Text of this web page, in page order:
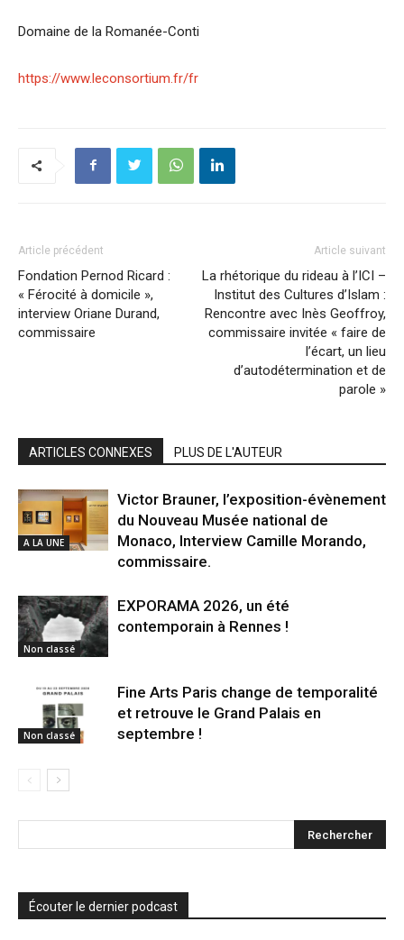
Domaine de la Romanée-Conti
https://www.leconsortium.fr/fr
Article précédent
Fondation Pernod Ricard :
« Férocité à domicile »,
interview Oriane Durand,
commissaire
Article suivant
La rhétorique du rideau à l’ICI –
Institut des Cultures d’Islam :
Rencontre avec Inès Geoffroy,
commissaire invitée « faire de
l’écart, un lieu
d’autodétermination et de
parole »
ARTICLES CONNEXES PLUS DE L'AUTEUR
A LA UNE
Victor Brauner, l’exposition-évènement
du Nouveau Musée national de
Monaco, Interview Camille Morando,
commissaire.
Non classé
EXPORAMA 2026, un été
contemporain à Rennes !
Non classé
Fine Arts Paris change de temporalité
et retrouve le Grand Palais en
septembre !
Écouter le dernier podcast